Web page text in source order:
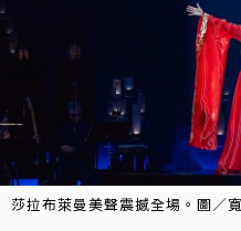
莎拉布萊曼美聲震撼全場。圖／